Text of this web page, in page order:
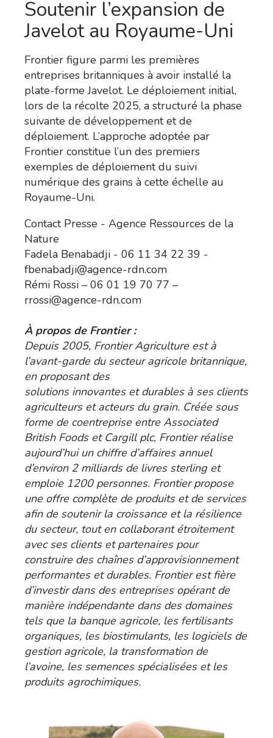
Soutenir l’expansion de
Javelot au Royaume-Uni
Frontier figure parmi les premières
entreprises britanniques à avoir installé la
plate-forme Javelot. Le déploiement initial,
lors de la récolte 2025, a structuré la phase
suivante de développement et de
déploiement. L’approche adoptée par
Frontier constitue l’un des premiers
exemples de déploiement du suivi
numérique des grains à cette échelle au
Royaume-Uni.
Contact Presse - Agence Ressources de la
Nature
Fadela Benabadji - 06 11 34 22 39 -
fbenabadji@agence-rdn.com
Rémi Rossi – 06 01 19 70 77 –
rrossi@agence-rdn.com
À propos de Frontier :
Depuis 2005, Frontier Agriculture est à
l’avant-garde du secteur agricole britannique,
en proposant des
solutions innovantes et durables à ses clients
agriculteurs et acteurs du grain. Créée sous
forme de coentreprise entre Associated
British Foods et Cargill plc, Frontier réalise
aujourd’hui un chiffre d’affaires annuel
d’environ 2 milliards de livres sterling et
emploie 1200 personnes. Frontier propose
une offre complète de produits et de services
afin de soutenir la croissance et la résilience
du secteur, tout en collaborant étroitement
avec ses clients et partenaires pour
construire des chaînes d’approvisionnement
performantes et durables. Frontier est fière
d’investir dans des entreprises opérant de
manière indépendante dans des domaines
tels que la banque agricole, les fertilisants
organiques, les biostimulants, les logiciels de
gestion agricole, la transformation de
l’avoine, les semences spécialisées et les
produits agrochimiques.